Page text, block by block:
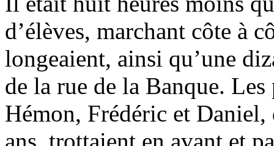
d’élèves, marchant côte à
longeaient, ainsi qu’une
de la rue de la Banque.
Hémon, Frédéric et
ans, trottaient en avant et